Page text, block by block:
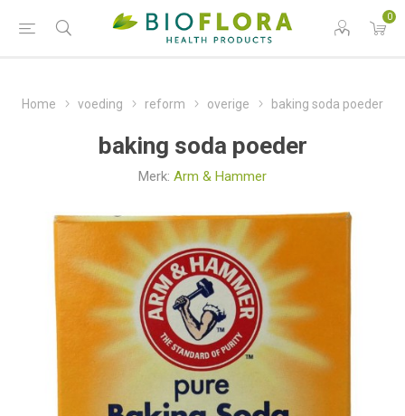
0
Home voeding reform overige baking soda poeder
baking soda poeder
Merk: Arm & Hammer